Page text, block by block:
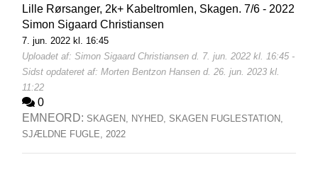
Lille Rørsanger, 2k+ Kabeltromlen, Skagen. 7/6 - 2022
Simon Sigaard Christiansen
7. jun. 2022 kl. 16:45
Uploadet af: Simon Sigaard Christiansen d. 7. jun. 2022 kl. 16:45 -
Sidst opdateret af: Morten Bentzon Hansen d. 26. jun. 2023 kl.
11:22
0
EMNEORD: SKAGEN, NYHED, SKAGEN FUGLESTATION,
SJÆLDNE FUGLE, 2022